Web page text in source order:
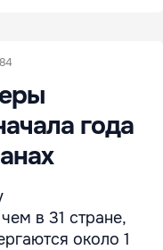
года
в 31 стране,
около 1